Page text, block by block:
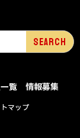
覧
情報募集
マップ